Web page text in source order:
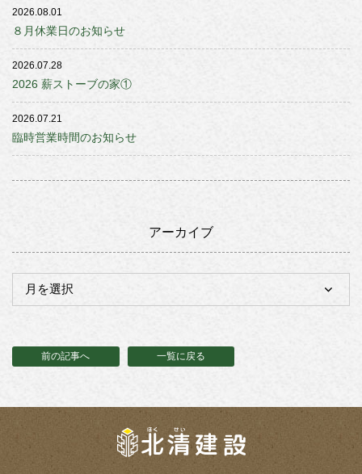
2026.08.01
８月休業日のお知らせ
2026.07.28
2026 薪ストーブの家①
2026.07.21
臨時営業時間のお知らせ
アーカイブ
前の記事へ 一覧に戻る